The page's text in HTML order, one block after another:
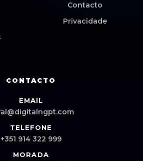
Contacto
Privacidade
CONTACTO
EMAIL
TELEFONE
+351 914 322 999
MORADA